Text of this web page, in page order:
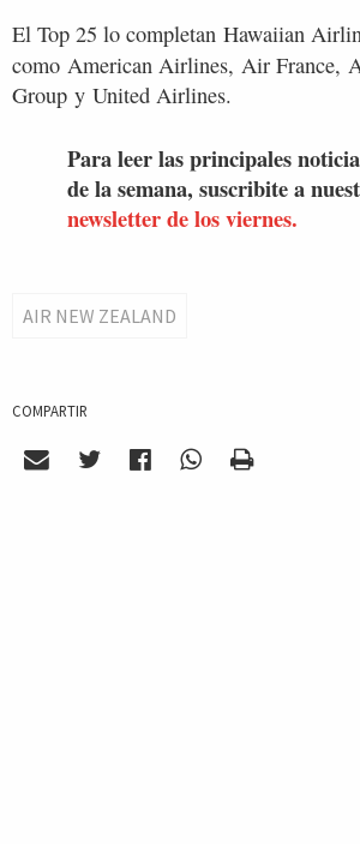
El Top 25 lo completan Hawaiian
como American Airlines, Air France,
Group y United Airlines.
Para leer las principales
de la semana, suscribite a
newsletter de los viernes.
AIR NEW ZEALAND
COMPARTIR